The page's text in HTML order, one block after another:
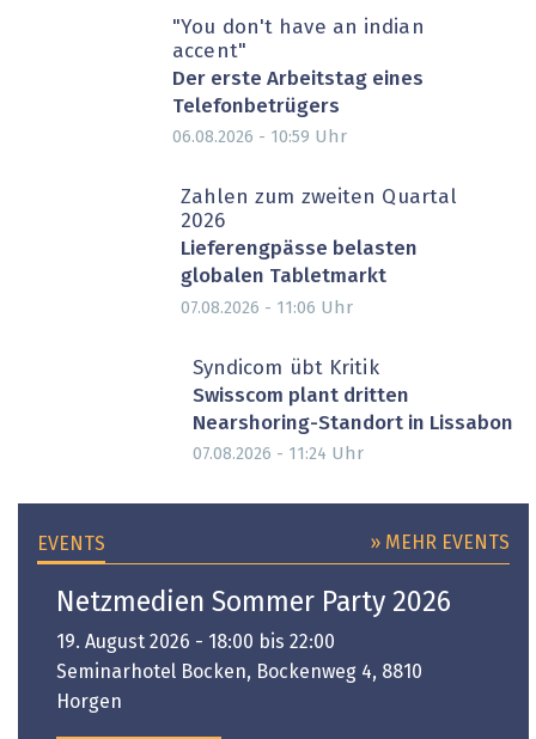
"You don't have an indian
accent"
Der erste Arbeitstag eines
Telefonbetrügers
06.08.2026 - 10:59 Uhr
Zahlen zum zweiten Quartal
2026
Lieferengpässe belasten
globalen Tabletmarkt
07.08.2026 - 11:06 Uhr
Syndicom übt Kritik
Swisscom plant dritten
Nearshoring-Standort in Lissabon
07.08.2026 - 11:24 Uhr
EVENTS » MEHR EVENTS
Netzmedien Sommer Party 2026
19. August 2026 - 18:00 bis 22:00
Seminarhotel Bocken, Bockenweg 4, 8810
Horgen